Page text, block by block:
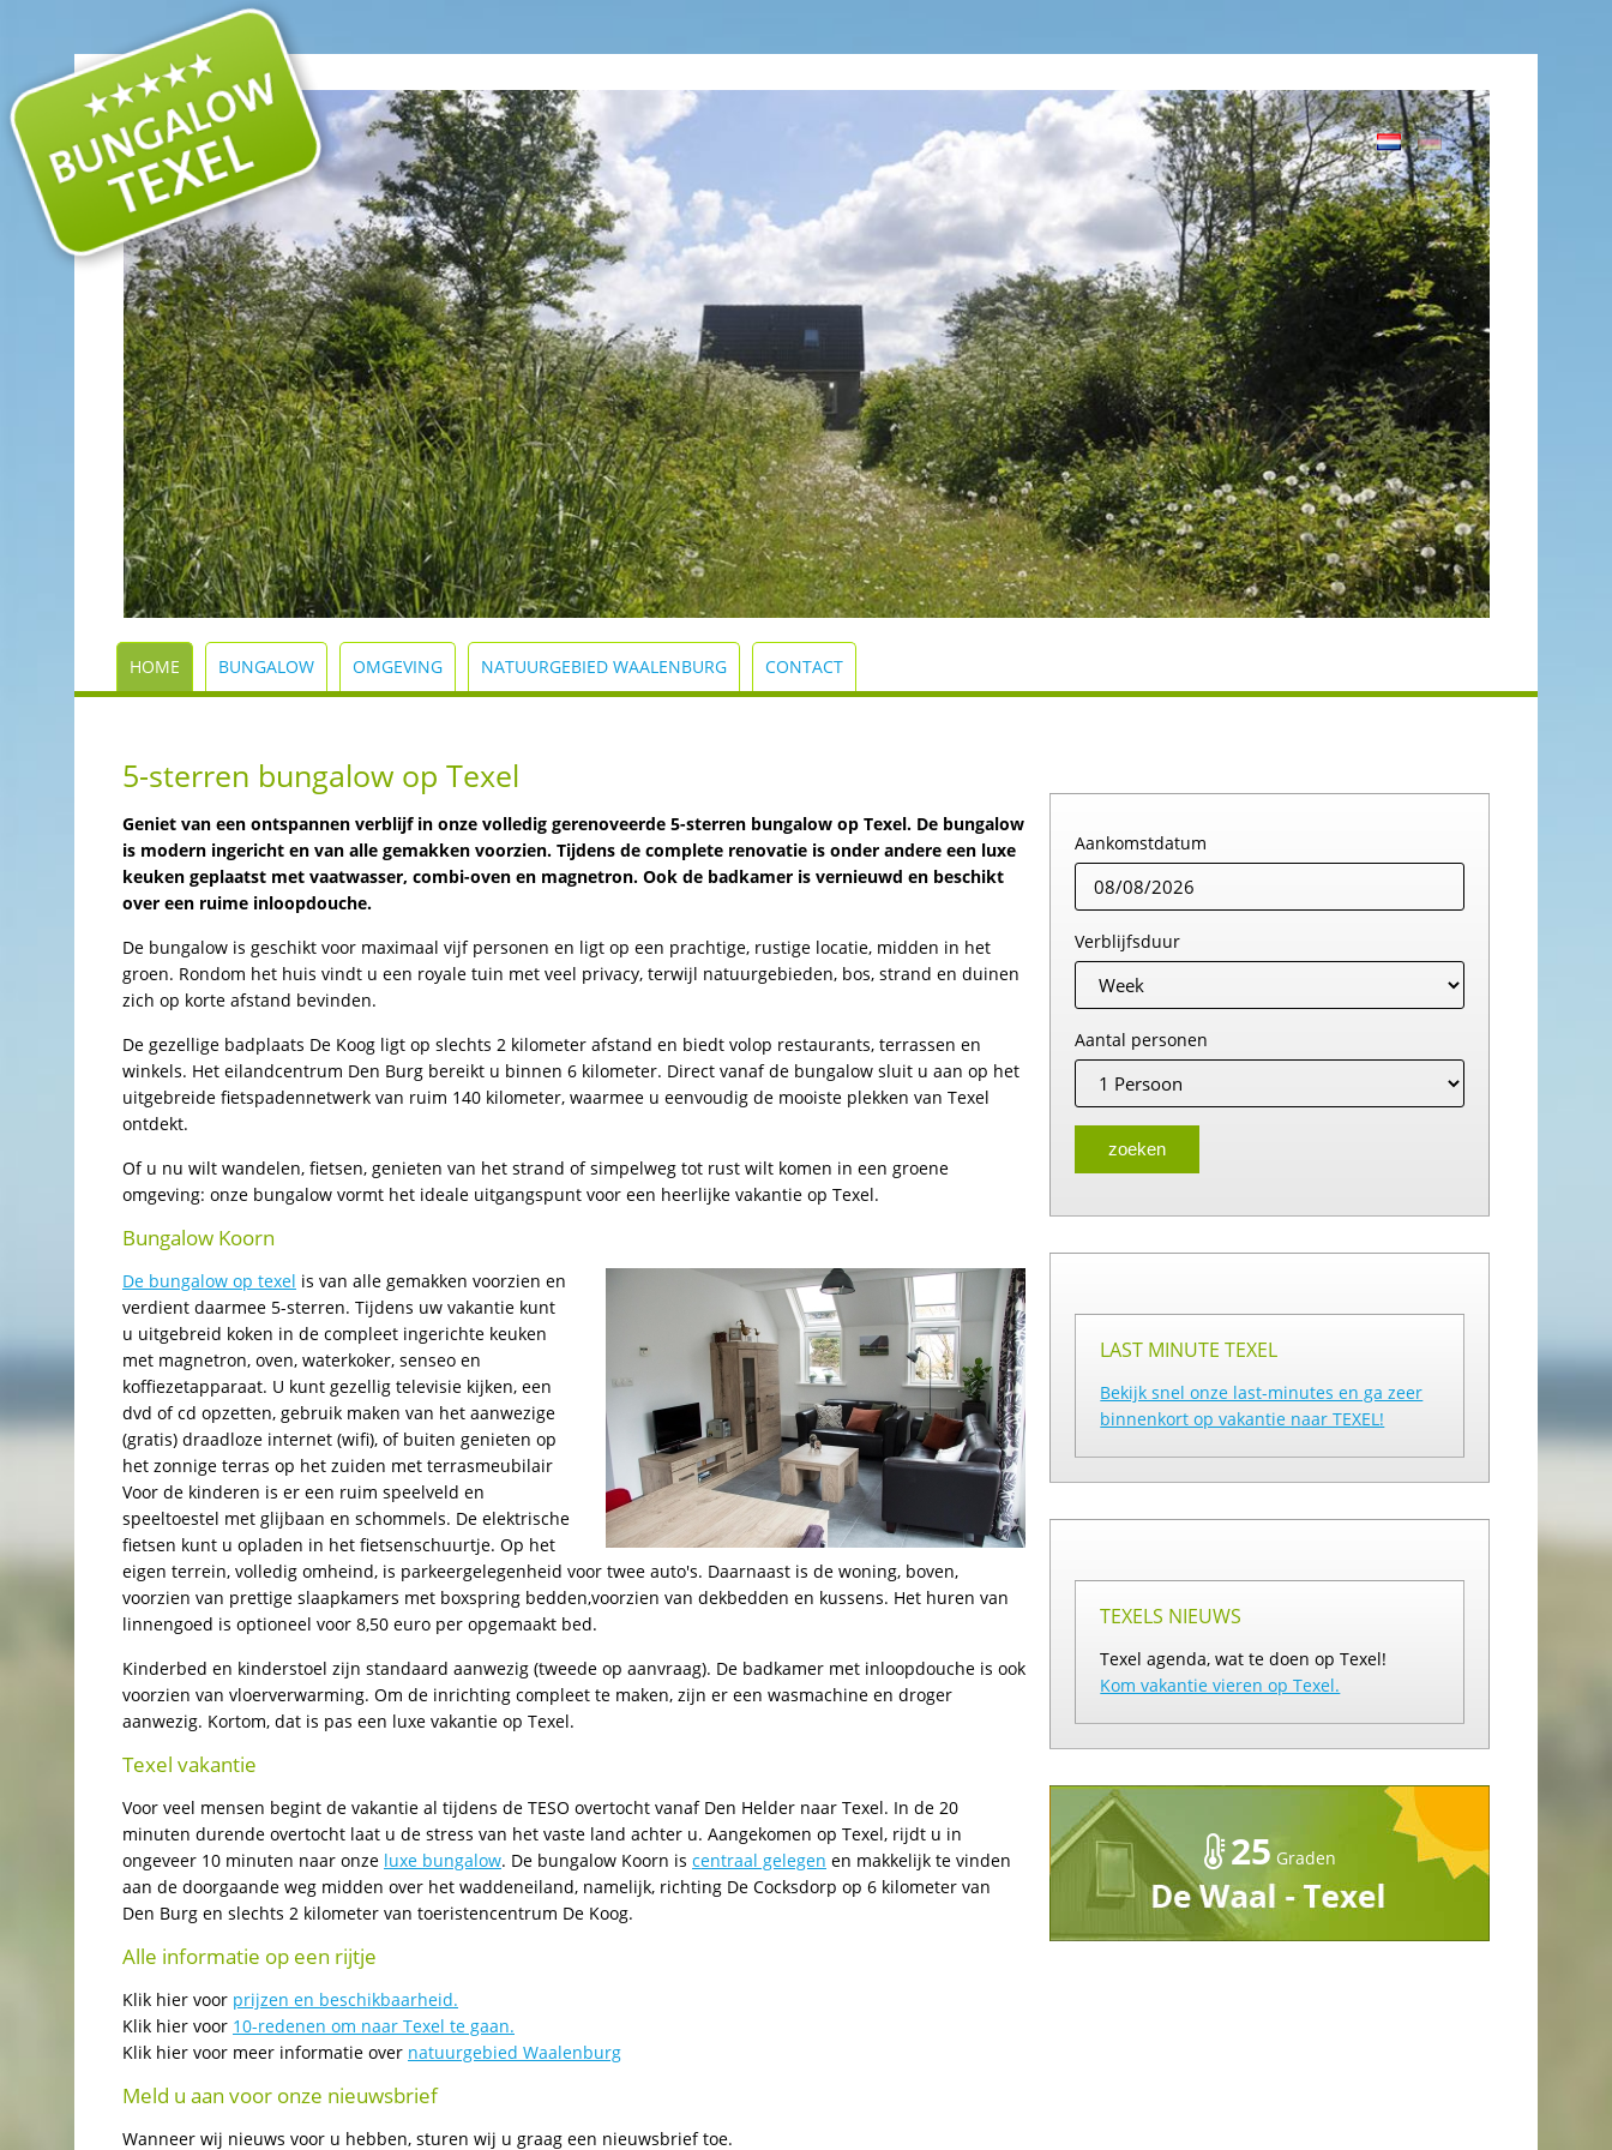
HOME BUNGALOW OMGEVING NATUURGEBIED WAALENBURG CONTACT
5-sterren bungalow op Texel
Geniet van een ontspannen verblijf in onze volledig gerenoveerde 5-sterren bungalow op Texel. De bungalow
is modern ingericht en van alle gemakken voorzien. Tijdens de complete renovatie is onder andere een luxe
keuken geplaatst met vaatwasser, combi-oven en magnetron. Ook de badkamer is vernieuwd en beschikt
over een ruime inloopdouche.
De bungalow is geschikt voor maximaal vijf personen en ligt op een prachtige, rustige locatie, midden in het
groen. Rondom het huis vindt u een royale tuin met veel privacy, terwijl natuurgebieden, bos, strand en duinen
zich op korte afstand bevinden.
De gezellige badplaats De Koog ligt op slechts 2 kilometer afstand en biedt volop restaurants, terrassen en
winkels. Het eilandcentrum Den Burg bereikt u binnen 6 kilometer. Direct vanaf de bungalow sluit u aan op het
uitgebreide fietspadennetwerk van ruim 140 kilometer, waarmee u eenvoudig de mooiste plekken van Texel
ontdekt.
Of u nu wilt wandelen, fietsen, genieten van het strand of simpelweg tot rust wilt komen in een groene
omgeving: onze bungalow vormt het ideale uitgangspunt voor een heerlijke vakantie op Texel.
Bungalow Koorn
De bungalow op texel is van alle gemakken voorzien en
verdient daarmee 5-sterren. Tijdens uw vakantie kunt
u uitgebreid koken in de compleet ingerichte keuken
met magnetron, oven, waterkoker, senseo en
koffiezetapparaat. U kunt gezellig televisie kijken, een
dvd of cd opzetten, gebruik maken van het aanwezige
(gratis) draadloze internet (wifi), of buiten genieten op
het zonnige terras op het zuiden met terrasmeubilair
Voor de kinderen is er een ruim speelveld en
speeltoestel met glijbaan en schommels. De elektrische
fietsen kunt u opladen in het fietsenschuurtje. Op het
eigen terrein, volledig omheind, is parkeergelegenheid voor twee auto's. Daarnaast is de woning, boven,
voorzien van prettige slaapkamers met boxspring bedden,voorzien van dekbedden en kussens. Het huren van
linnengoed is optioneel voor 8,50 euro per opgemaakt bed.
Kinderbed en kinderstoel zijn standaard aanwezig (tweede op aanvraag). De badkamer met inloopdouche is ook
voorzien van vloerverwarming. Om de inrichting compleet te maken, zijn er een wasmachine en droger
aanwezig. Kortom, dat is pas een luxe vakantie op Texel.
Texel vakantie
Voor veel mensen begint de vakantie al tijdens de TESO overtocht vanaf Den Helder naar Texel. In de 20
minuten durende overtocht laat u de stress van het vaste land achter u. Aangekomen op Texel, rijdt u in
ongeveer 10 minuten naar onze luxe bungalow. De bungalow Koorn is centraal gelegen en makkelijk te vinden
aan de doorgaande weg midden over het waddeneiland, namelijk, richting De Cocksdorp op 6 kilometer van
Den Burg en slechts 2 kilometer van toeristencentrum De Koog.
Alle informatie op een rijtje
Klik hier voor prijzen en beschikbaarheid.
Klik hier voor 10-redenen om naar Texel te gaan.
Klik hier voor meer informatie over natuurgebied Waalenburg
Meld u aan voor onze nieuwsbrief
Wanneer wij nieuws voor u hebben, sturen wij u graag een nieuwsbrief toe.
Aankomstdatum
Verblijfsduur
Aantal personen
LAST MINUTE TEXEL
Bekijk snel onze last-minutes en ga zeer
binnenkort op vakantie naar TEXEL!
TEXELS NIEUWS
Texel agenda, wat te doen op Texel!
Kom vakantie vieren op Texel.
25 Graden